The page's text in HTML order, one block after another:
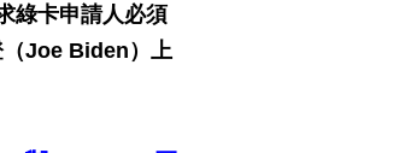
綠卡申請人必須
（Joe Biden）上